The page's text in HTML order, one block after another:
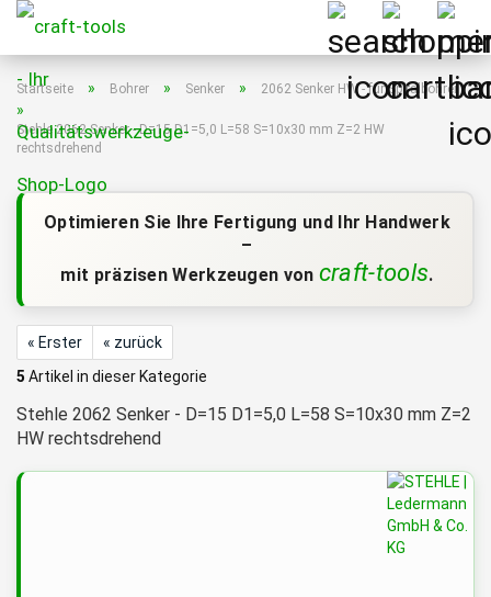
Startseite » Bohrer » Senker » 2062 Senker HW - für Spiralbohrer
»
Stehle 2062 Senker - D=15 D1=5,0 L=58 S=10x30 mm Z=2 HW
rechtsdrehend
Optimieren Sie Ihre Fertigung und Ihr Handwerk
–
mit präzisen Werkzeugen von craft-tools.
« Erster
« zurück
5 Artikel in dieser Kategorie
Stehle 2062 Senker - D=15 D1=5,0 L=58 S=10x30 mm Z=2
HW rechtsdrehend